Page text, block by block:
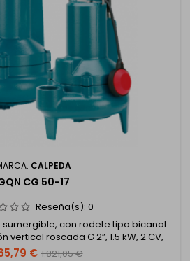
CALPEDA
CG 50-17
Reseña(s): 0
con rodete tipo bicanal
roscada G 2”, 1.5 kW, 2 CV,
230/400 V. Con boya
€ 1.821,05 €